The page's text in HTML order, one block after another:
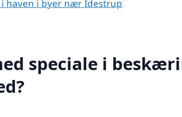
haven i byer nær Idestrup
speciale i